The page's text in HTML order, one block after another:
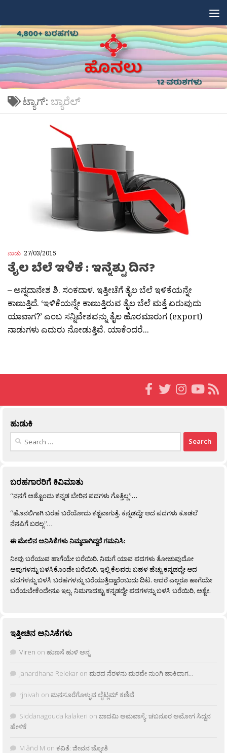
ಟ್ಯಾಗ್: ಬ್ಯಾರೆಲ್
ನಾಡು 27/03/2015
ತೈಲ ಬೆಲೆ ಇಳಿಕೆ : ಇನ್ನೆಶ್ಟು ದಿನ?
– ಅನ್ನದಾನೇಶ ಶಿ. ಸಂಕದಾಳ. ಇತ್ತೀಚೆಗೆ ತೈಲ ಬೆಲೆ ಇಳಿಕೆಯನ್ನೇ
ಕಾಣುತ್ತಿದೆ. ‘ಇಳಿಕೆಯನ್ನೇ ಕಾಣುತ್ತಿರುವ ತೈಲ ಬೆಲೆ ಮತ್ತೆ ಏರುವುದು
ಯಾವಾಗ?’ ಎಂಬ ಸನ್ನಿವೇಶವನ್ನು ತೈಲ ಹೊರಮಾರುಗ (export)
ನಾಡುಗಳು ಎದುರು ನೋಡುತ್ತಿವೆ. ಯಾಕೆಂದರೆ...
ಹುಡುಕಿ
Search
ಬರಹಗಾರರಿಗೆ ಕಿವಿಮಾತು
“ನನಗೆ ಅಶ್ಟೊಂದು ಕನ್ನಡ ಬೇರಿನ ಪದಗಳು ಗೊತ್ತಿಲ್ಲ”…
“ಹೊನಲಿಗಾಗಿ ಬರಹ ಬರೆಯೋದು ಕಶ್ಟವಾಗುತ್ತೆ. ಕನ್ನಡದ್ದೇ ಆದ ಪದಗಳು ಕೂಡಲೆ
ನೆನಪಿಗೆ ಬರಲ್ಲ”…
ಈ ಮೇಲಿನ ಅನಿಸಿಕೆಗಳು ನಿಮ್ಮದಾಗಿದ್ದರೆ ಗಮನಿಸಿ:
ನೀವು ಬರೆಯುವ ಹಾಗೆಯೇ ಬರೆಯಿರಿ. ನಿಮಗೆ ಯಾವ ಪದಗಳು ತೋಚುವುದೋ
ಅವುಗಳನ್ನು ಬಳಸಿಕೊಂಡೇ ಬರೆಯಿರಿ. ಇಲ್ಲಿ ಕೆಲವರು ಬಹಳ ಹೆಚ್ಚು ಕನ್ನಡದ್ದೇ ಆದ
ಪದಗಳನ್ನು ಬಳಸಿ ಬರಹಗಳನ್ನು ಬರೆಯುತ್ತಿದ್ದಾರೆಂಬುದು ದಿಟ. ಆದರೆ ಎಲ್ಲರೂ ಹಾಗೆಯೇ
ಬರೆಯಬೇಕೆಂದೇನೂ ಇಲ್ಲ. ನಿಮಗಾದಶ್ಟು ಕನ್ನಡದ್ದೇ ಪದಗಳನ್ನು ಬಳಸಿ ಬರೆಯಿರಿ, ಅಶ್ಟೇ.
ಇತ್ತೀಚಿನ ಅನಿಸಿಕೆಗಳು
Viren on ಹುಣಸೆ ಹುಳಿ ಅನ್ನ
Janardhana Relekar on ಮರದ ನೆರಳನು ಮರವೇ ನುಂಗಿ ಹಾಕಿದಾಗ…
rjnivah on ಮನಸೂರೆಗೊಳ್ಳುವ ಲೈಟ್ಲಮ್ ಕಣಿವೆ
Siddanagouda kalakeri on ಬಾದಮಿ ಅಮವಾಸ್ಯೆ: ಚಬನೂರ ಅಮೋಗ ಸಿದ್ದನ
ಹೇಳಿಕೆ
M âñd M on ಕವಿತೆ: ಜೀವನ ಜ್ಯೋತಿ